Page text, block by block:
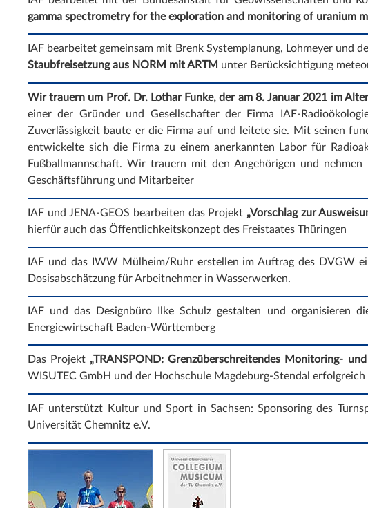
gamma spectrometry for the exploration and monitoring of uranium
IAF bearbeitet gemeinsam mit Brenk Systemplanung, Lohmeyer und
Staubfreisetzung aus NORM mit ARTM unter Berücksichtigung
Wir trauern um Prof. Dr. Lothar Funke, der am 8. Januar 2021 im
einer der Gründer und Gesellschafter der Firma IAF-
Zuverlässigkeit baute er die Firma auf und leitete sie. Mit seinen
entwickelte sich die Firma zu einem anerkannten Labor für
Fußballmannschaft. Wir trauern mit den Angehörigen und
Geschäftsführung und Mitarbeiter
IAF und JENA-GEOS bearbeiten das Projekt „Vorschlag zur
hierfür auch das Öffentlichkeitskonzept des Freistaates Thüringen
IAF und das IWW Mülheim/Ruhr erstellen im Auftrag des DVGW
Dosisabschätzung für Arbeitnehmer in Wasserwerken.
IAF und das Designbüro Ilke Schulz gestalten und organisieren
Energiewirtschaft Baden-Württemberg
Das Projekt „TRANSPOND: Grenzüberschreitendes Monitoring-
WISUTEC GmbH und der Hochschule Magdeburg-Stendal
IAF unterstützt Kultur und Sport in Sachsen: Sponsoring des
Universität Chemnitz e.V.